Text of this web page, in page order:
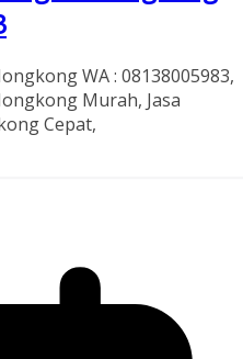
WA : 08138005983,
Murah, Jasa
Cepat,